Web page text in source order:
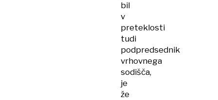
bil
v
preteklosti
tudi
podpredsednik
vrhovnega
sodišča,
je
že